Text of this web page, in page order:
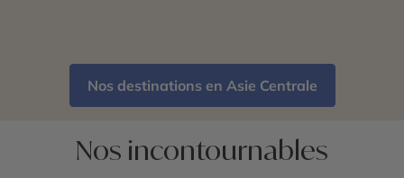
Nos destinations en Asie Centrale
Nos incontournables